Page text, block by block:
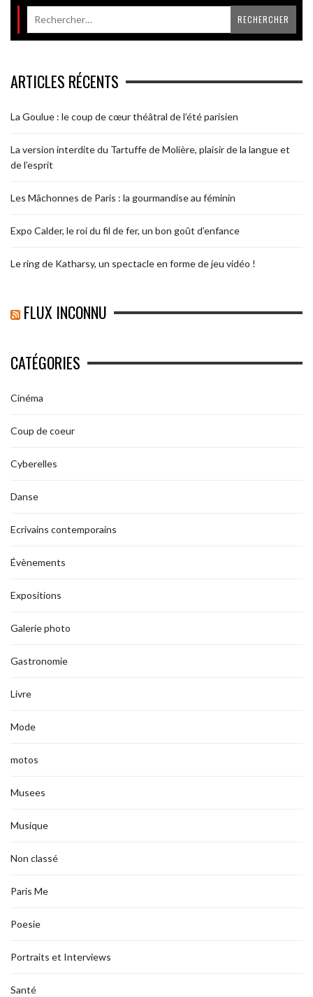
ARTICLES RÉCENTS
La Goulue : le coup de cœur théâtral de l’été parisien
La version interdite du Tartuffe de Molière, plaisir de la langue et
de l’esprit
Les Mâchonnes de Paris : la gourmandise au féminin
Expo Calder, le roi du fil de fer, un bon goût d’enfance
Le ring de Katharsy, un spectacle en forme de jeu vidéo !
FLUX INCONNU
CATÉGORIES
Cinéma
Coup de coeur
Cyberelles
Danse
Ecrivains contemporains
Évènements
Expositions
Galerie photo
Gastronomie
Livre
Mode
motos
Musees
Musique
Non classé
Paris Me
Poesie
Portraits et Interviews
Santé